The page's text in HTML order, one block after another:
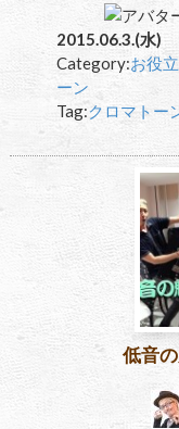
2015.06.3.(水)
Category:お役
ーン
Tag:クロマトー
低音